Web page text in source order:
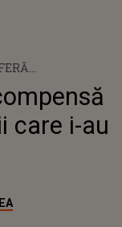
CARE I-AU FOST
care i-au